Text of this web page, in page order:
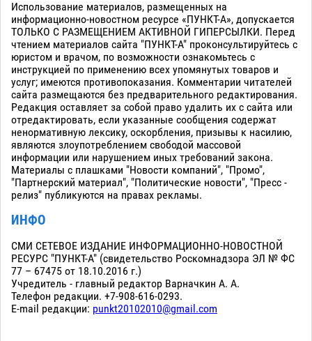
Использование материалов, размещенных на
информационно-новостном ресурсе «ПУНКТ-А», допускается
ТОЛЬКО С РАЗМЕЩЕНИЕМ АКТИВНОЙ ГИПЕРСЫЛКИ. Перед
чтением материалов сайта "ПУНКТ-А" проконсультируйтесь с
юристом и врачом, по возможности ознакомьтесь с
инструкцией по применению всех упомянутых товаров и
услуг; имеются противопоказания. Комментарии читателей
сайта размещаются без предварительного редактирования.
Редакция оставляет за собой право удалить их с сайта или
отредактировать, если указанные сообщения содержат
ненормативную лексику, оскорбления, призывы к насилию,
являются злоупотреблением свободой массовой
информации или нарушением иных требований закона.
Материалы с плашками "Новости компаний", "Промо",
"Партнерский материал", "Политические новости", "Пресс -
релиз" публикуются на правах рекламы.
ИНФО
СМИ СЕТЕВОЕ ИЗДАНИЕ ИНФОРМАЦИОННО-НОВОСТНОЙ
РЕСУРС "ПУНКТ-А" (свидетельство Роскомнадзора ЭЛ № ФС
77 – 67475 от 18.10.2016 г.)
Учредитель - главный редактор Варначкин А. А.
Телефон редакции. +7-908-616-0293.
E-mail редакции: punkt20102010@gmail.com